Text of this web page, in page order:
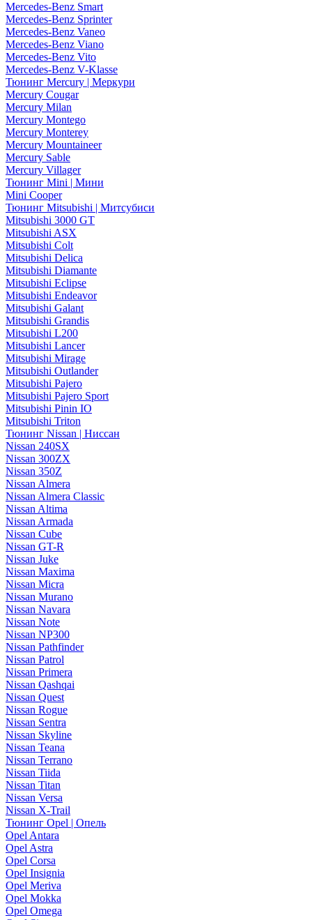
Mercedes-Benz Smart
Mercedes-Benz Sprinter
Mercedes-Benz Vaneo
Mercedes-Benz Viano
Mercedes-Benz Vito
Mercedes-Benz V-Klasse
Тюнинг Mercury | Меркури
Mercury Cougar
Mercury Milan
Mercury Montego
Mercury Monterey
Mercury Mountaineer
Mercury Sable
Mercury Villager
Тюнинг Mini | Мини
Mini Cooper
Тюнинг Mitsubishi | Митсубиси
Mitsubishi 3000 GT
Mitsubishi ASX
Mitsubishi Colt
Mitsubishi Delica
Mitsubishi Diamante
Mitsubishi Eclipse
Mitsubishi Endeavor
Mitsubishi Galant
Mitsubishi Grandis
Mitsubishi L200
Mitsubishi Lancer
Mitsubishi Mirage
Mitsubishi Outlander
Mitsubishi Pajero
Mitsubishi Pajero Sport
Mitsubishi Pinin IO
Mitsubishi Triton
Тюнинг Nissan | Ниссан
Nissan 240SX
Nissan 300ZX
Nissan 350Z
Nissan Almera
Nissan Almera Classic
Nissan Altima
Nissan Armada
Nissan Cube
Nissan GT-R
Nissan Juke
Nissan Maxima
Nissan Micra
Nissan Murano
Nissan Navara
Nissan Note
Nissan NP300
Nissan Pathfinder
Nissan Patrol
Nissan Primera
Nissan Qashqai
Nissan Quest
Nissan Rogue
Nissan Sentra
Nissan Skyline
Nissan Teana
Nissan Terrano
Nissan Tiida
Nissan Titan
Nissan Versa
Nissan X-Trail
Тюнинг Opel | Опель
Opel Antara
Opel Astra
Opel Corsa
Opel Insignia
Opel Meriva
Opel Mokka
Opel Omega